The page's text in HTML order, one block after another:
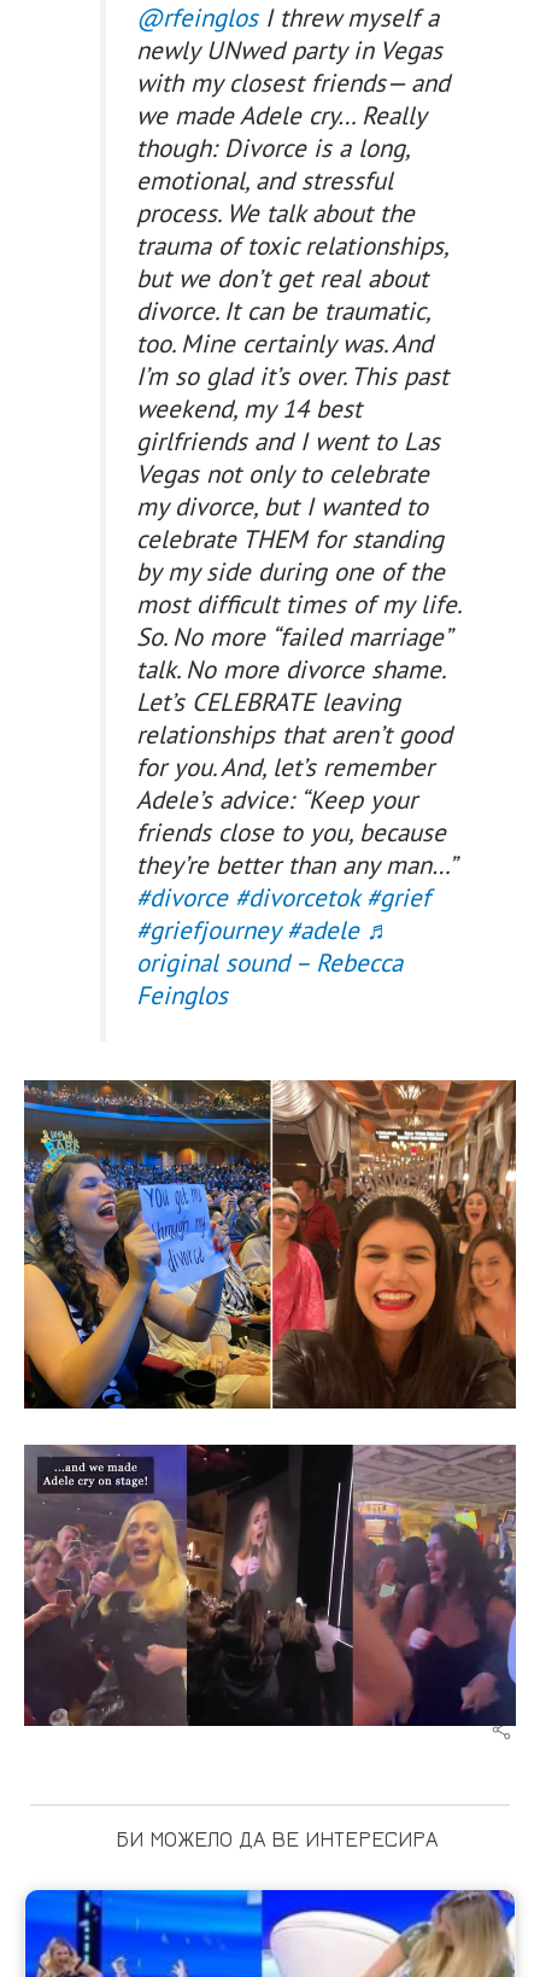
@rfeinglosI threw myself a
newly UNwed party in Vegas
with my closest friends— and
we made Adele cry… Really
though: Divorce is a long,
emotional, and stressful
process. We talk about the
trauma of toxic relationships,
but we don’t get real about
divorce. It can be traumatic,
too. Mine certainly was. And
I’m so glad it’s over. This past
weekend, my 14 best
girlfriends and I went to Las
Vegas not only to celebrate
my divorce, but I wanted to
celebrate THEM for standing
by my side during one of the
most difficult times of my life.
So. No more “failed marriage”
talk. No more divorce shame.
Let’s CELEBRATE leaving
relationships that aren’t good
for you. And, let’s remember
Adele’s advice: “Keep your
friends close to you, because
they’re better than any man…”
#divorce #divorcetok #grief
#griefjourney #adele ♬
original sound – Rebecca
Feinglos
БИ МОЖЕЛО ДА ВЕ ИНТЕРЕСИРА